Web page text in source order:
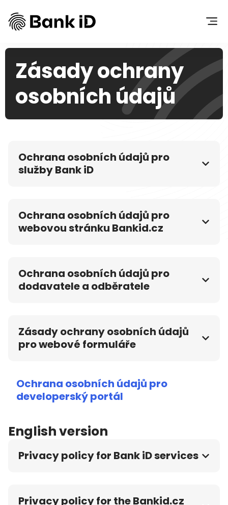
Zásady ochrany
osobních údajů
Ochrana osobních údajů pro
služby Bank iD
Ochrana osobních údajů pro
webovou stránku Bankid.cz
Ochrana osobních údajů pro
dodavatele a odběratele
Zásady ochrany osobních údajů
pro webové formuláře
Ochrana osobních údajů pro
developerský portál
English version
Privacy policy for Bank iD services
Privacy policy for the Bankid.cz